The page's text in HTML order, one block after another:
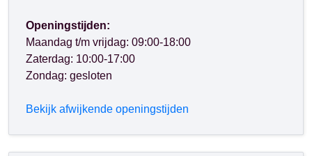
Openingstijden:
Maandag t/m vrijdag: 09:00-18:00
Zaterdag: 10:00-17:00
Zondag: gesloten
Bekijk afwijkende openingstijden